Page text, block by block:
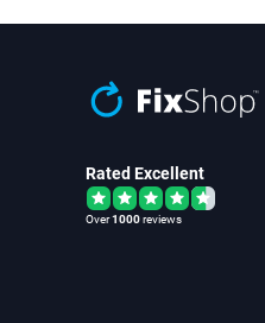
Rated Excellent
Over1000reviews